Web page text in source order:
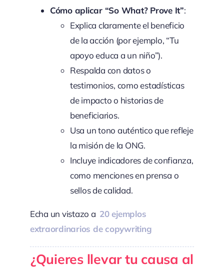
Cómo aplicar “So What? Prove It”:
Explica claramente el beneficio
de la acción (por ejemplo, “Tu
apoyo educa a un niño”).
Respalda con datos o
testimonios, como estadísticas
de impacto o historias de
beneficiarios.
Usa un tono auténtico que refleje
la misión de la ONG.
Incluye indicadores de confianza,
como menciones en prensa o
sellos de calidad.
Echa un vistazo a 20 ejemplos
extraordinarios de copywriting
¿Quieres llevar tu causa al